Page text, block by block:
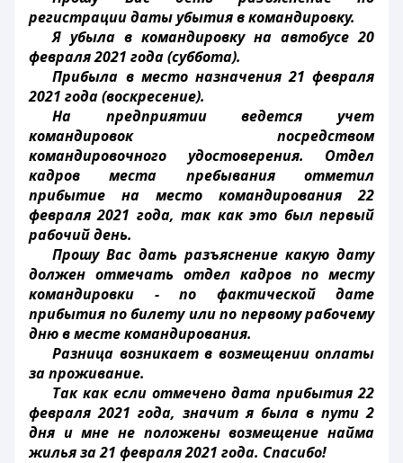
регистрации даты убытия в командировку.
Я убыла в командировку на автобусе 20
февраля 2021 года (суббота).
Прибыла в место назначения 21 февраля
2021 года (воскресение).
На предприятии ведется учет
командировок посредством
командировочного удостоверения. Отдел
кадров места пребывания отметил
прибытие на место командирования 22
февраля 2021 года, так как это был первый
рабочий день.
Прошу Вас дать разъяснение какую дату
должен отмечать отдел кадров по месту
командировки - по фактической дате
прибытия по билету или по первому рабочему
дню в месте командирования.
Разница возникает в возмещении оплаты
за проживание.
Так как если отмечено дата прибытия 22
февраля 2021 года, значит я была в пути 2
дня и мне не положены возмещение найма
жилья за 21 февраля 2021 года. Спасибо!